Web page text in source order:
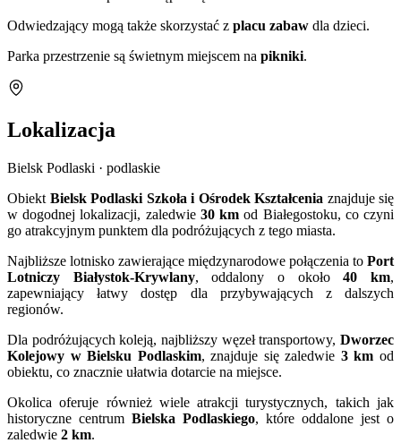
Odwiedzający mogą także skorzystać z placu zabaw dla dzieci.
Parka przestrzenie są świetnym miejscem na pikniki.
Lokalizacja
Bielsk Podlaski · podlaskie
Obiekt Bielsk Podlaski Szkoła i Ośrodek Kształcenia znajduje się
w dogodnej lokalizacji, zaledwie 30 km od Białegostoku, co czyni
go atrakcyjnym punktem dla podróżujących z tego miasta.
Najbliższe lotnisko zawierające międzynarodowe połączenia to Port
Lotniczy Białystok-Krywlany, oddalony o około40 km,
zapewniający łatwy dostęp dla przybywających z dalszych
regionów.
Dla podróżujących koleją, najbliższy węzeł transportowy, Dworzec
Kolejowy w Bielsku Podlaskim, znajduje się zaledwie 3 km od
obiektu, co znacznie ułatwia dotarcie na miejsce.
Okolica oferuje również wiele atrakcji turystycznych, takich jak
historyczne centrum Bielska Podlaskiego, które oddalone jest o
zaledwie 2 km.